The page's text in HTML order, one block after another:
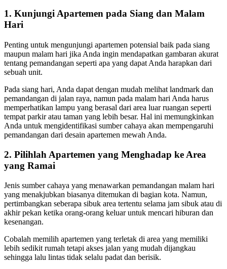
1. Kunjungi Apartemen pada Siang dan Malam
Hari
Penting untuk mengunjungi apartemen potensial baik pada siang
maupun malam hari jika Anda ingin mendapatkan gambaran akurat
tentang pemandangan seperti apa yang dapat Anda harapkan dari
sebuah unit.
Pada siang hari, Anda dapat dengan mudah melihat landmark dan
pemandangan di jalan raya, namun pada malam hari Anda harus
memperhatikan lampu yang berasal dari area luar ruangan seperti
tempat parkir atau taman yang lebih besar. Hal ini memungkinkan
Anda untuk mengidentifikasi sumber cahaya akan mempengaruhi
pemandangan dari desain apartemen mewah Anda.
2. Pilihlah Apartemen yang Menghadap ke Area
yang Ramai
Jenis sumber cahaya yang menawarkan pemandangan malam hari
yang menakjubkan biasanya ditemukan di bagian kota. Namun,
pertimbangkan seberapa sibuk area tertentu selama jam sibuk atau di
akhir pekan ketika orang-orang keluar untuk mencari hiburan dan
kesenangan.
Cobalah memilih apartemen yang terletak di area yang memiliki
lebih sedikit rumah tetapi akses jalan yang mudah dijangkau
sehingga lalu lintas tidak selalu padat dan berisik.